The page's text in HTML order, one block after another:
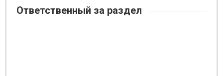
Ответственный за раздел